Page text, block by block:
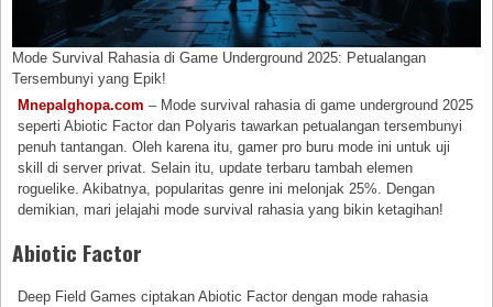
Mode Survival Rahasia di Game Underground 2025: Petualangan
Tersembunyi yang Epik!
Mnepalghopa.com – Mode survival rahasia di game underground 2025
seperti Abiotic Factor dan Polyaris tawarkan petualangan tersembunyi
penuh tantangan. Oleh karena itu, gamer pro buru mode ini untuk uji
skill di server privat. Selain itu, update terbaru tambah elemen
roguelike. Akibatnya, popularitas genre ini melonjak 25%. Dengan
demikian, mari jelajahi mode survival rahasia yang bikin ketagihan!
Abiotic Factor
Deep Field Games ciptakan Abiotic Factor dengan mode rahasia